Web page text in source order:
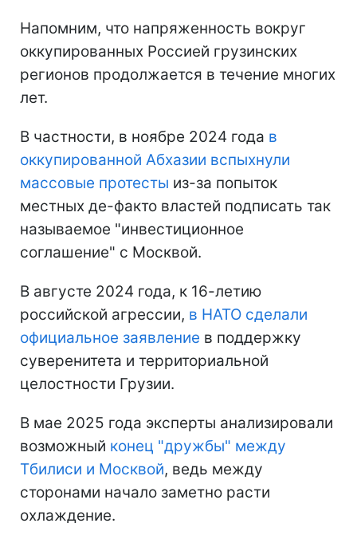
Напомним, что напряженность вокруг
оккупированных Россией грузинских
регионов продолжается в течение многих
лет.
В частности, в ноябре 2024 года в
оккупированной Абхазии вспыхнули
массовые протесты из-за попыток
местных де-факто властей подписать так
называемое "инвестиционное
соглашение" с Москвой.
В августе 2024 года, к 16-летию
российской агрессии, в НАТО сделали
официальное заявление в поддержку
суверенитета и территориальной
целостности Грузии.
В мае 2025 года эксперты анализировали
возможный конец "дружбы" между
Тбилиси и Москвой, ведь между
сторонами начало заметно расти
охлаждение.